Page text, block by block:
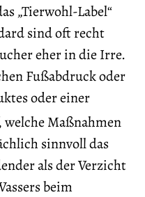
„Tierwohl-Label“
sind oft recht
eher in die Irre.
Fußabdruck oder
oder einer
Maßnahmen
sinnvoll das
als der Verzicht
beim